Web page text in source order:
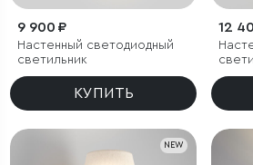
9 900 ₽
Настенный светодиодный
светильник
КУПИТЬ
12
NEW